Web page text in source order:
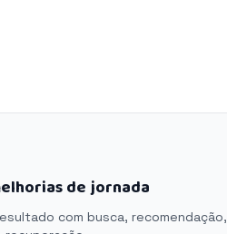
de jornada
com busca, recomendação,